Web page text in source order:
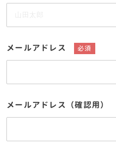
メールアドレス 必須
メールアドレス（確認用）